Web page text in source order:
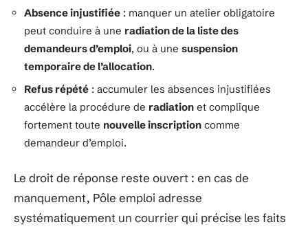
Absence injustifiée : manquer un atelier obligatoire
peut conduire à une radiation de la liste des
demandeurs d’emploi, ou à une suspension
temporaire de l’allocation.
Refus répété : accumuler les absences injustifiées
accélère la procédure de radiation et complique
fortement toute nouvelle inscription comme
demandeur d’emploi.
Le droit de réponse reste ouvert : en cas de
manquement, Pôle emploi adresse
systématiquement un courrier qui précise les faits